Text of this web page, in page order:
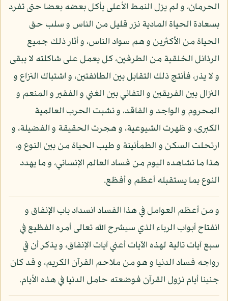
الحرمان، و لم يزل النمط الأعلى يأكل بعضه بعضا حتى تفرد
بسعادة الحياة المادية نزر قليل من الناس و سلب حق
الحياة من الأكثرين و هم سواد الناس، و أثار ذلك جميع
الرذائل الخلقية من الطرفين، كل يعمل على شاكلته لا يبقى
و لا يذر، فأنتج ذلك التقابل بين الطائفتين، و اشتباك النزاع و
النزال بين الفريقين و التفاني بين الغني و الفقير و المنعم و
المحروم و الواجد و الفاقد، و نشبت الحرب العالمية
الكبرى، و ظهرت الشيوعية، و هجرت الحقيقة و الفضيلة، و
ارتحلت السكن و الطمأنينة و طيب الحياة من بين النوع و،
هذا ما نشاهده اليوم من فساد العالم الإنساني، و ما يهدد
النوع بما يستقبله أعظم و أفظع.
و من أعظم العوامل في هذا الفساد انسداد باب الإنفاق و
انفتاح أبواب الرباء الذي سيشرح الله تعالى أمره الفظيع في
سبع آيات تالية لهذه الآيات أعني آيات الإنفاق، و يذكر أن في
رواجه فساد الدنيا و هو من ملاحم القرآن الكريم، و قد كان
جنينا أيام نزول القرآن فوضعته حامل الدنيا في هذه الأيام.